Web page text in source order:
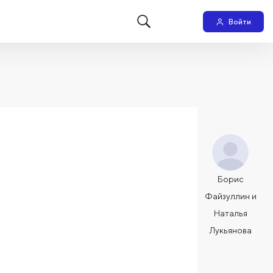
Войти
Борис
Файзуллин и
Наталья
Лукьянова